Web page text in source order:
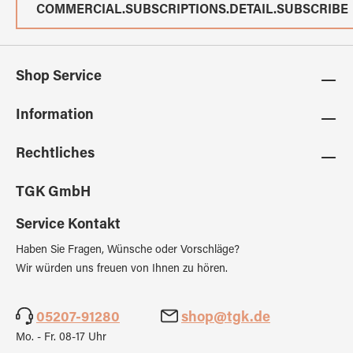
COMMERCIAL.SUBSCRIPTIONS.DETAIL.SUBSCRIBE
Shop Service
Information
Rechtliches
TGK GmbH
Service Kontakt
Haben Sie Fragen, Wünsche oder Vorschläge?
Wir würden uns freuen von Ihnen zu hören.
05207-91280 shop@tgk.de
Mo. - Fr. 08-17 Uhr